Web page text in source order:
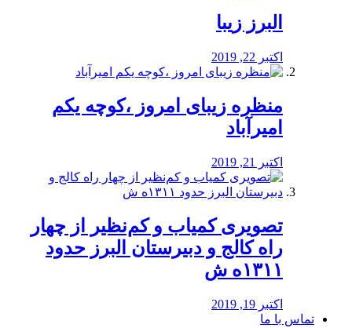
البرز زیبا
اکتبر 22, 2019
منظره‌‌ زیبای امروز ،کوچه یکم
امیرآباد
اکتبر 21, 2019
️تصویری کمیاب و کم‌نظیر از چهار
راه كالج و دبيرستان البرز حدود
۱۳۱۱ه ش
اکتبر 19, 2019
تماس با ما